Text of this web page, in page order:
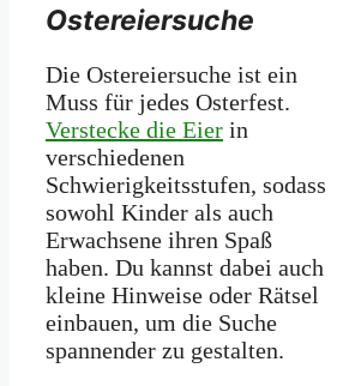
Ostereiersuche
Die Ostereiersuche ist ein
Muss für jedes Osterfest.
Verstecke die Eier in
verschiedenen
Schwierigkeitsstufen, sodass
sowohl Kinder als auch
Erwachsene ihren Spaß
haben. Du kannst dabei auch
kleine Hinweise oder Rätsel
einbauen, um die Suche
spannender zu gestalten.